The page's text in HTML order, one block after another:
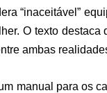
“inaceitável”
O texto
ambas
manual para os